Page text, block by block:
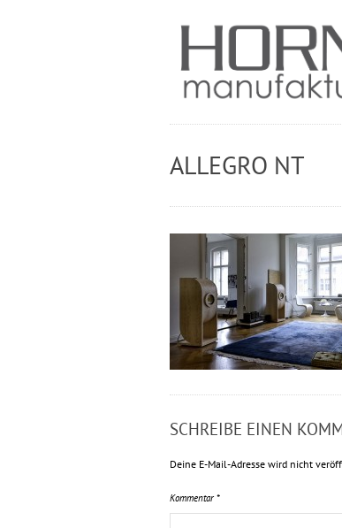
ALLEGRO NT
SCHREIBE EINEN
Deine E-Mail-Adresse wird nicht
Kommentar *